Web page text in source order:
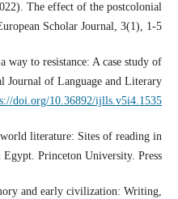
The effect of the postcolonial
Scholar Journal, 3(1), 1-5.
to resistance: A case study of
Journal of Language and Literary
doi.org/10.36892/ijlls.v5i4.1535
literature: Sites of reading in
Princeton University. Press.
and early civilization: Writing,